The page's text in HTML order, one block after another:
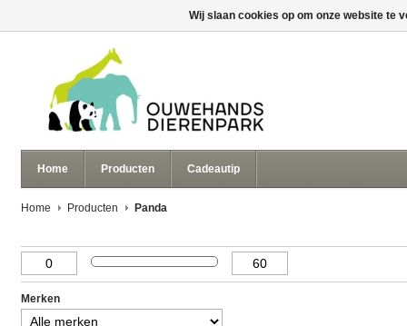
Home Producten Cadeautip
Home Producten Panda
Merken
Wij slaan cookies op om onze website te